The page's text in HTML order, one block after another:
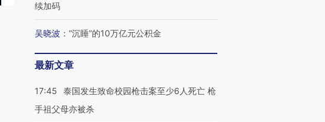
续加码
吴晓波 ： “沉睡”的10万亿元公积金
最新文章
17:45
泰国发生致命校园枪击案至少6人死亡 枪
手祖父母亦被杀